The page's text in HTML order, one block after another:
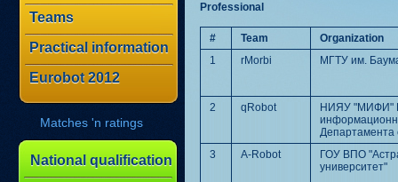
Professional
# Team
Organization
1
rMorbi МГТУ им.
2 qRobot
НИЯУ "МИФИ"
Департамента
3
A-Robot
ГОУ ВПО
университет"
Teams
Practical information
Eurobot 2012
Matches 'n ratings
National qualification